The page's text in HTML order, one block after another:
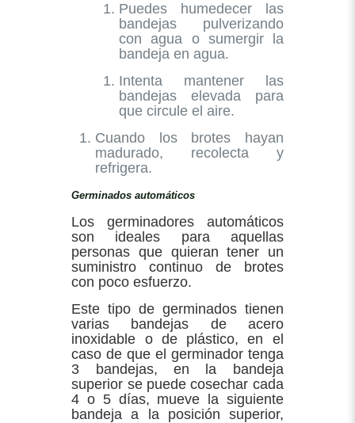
Puedes humedecer las
bandejas pulverizando
con agua o sumergir la
bandeja en agua.
Intenta mantener las
bandejas elevada para
que circule el aire.
Cuando los brotes hayan
madurado, recolecta y
refrigera.
Germinados automáticos
Los germinadores automáticos
son ideales para aquellas
personas que quieran tener un
suministro continuo de brotes
con poco esfuerzo.
Este tipo de germinados tienen
varias bandejas de acero
inoxidable o de plástico, en el
caso de que el germinador tenga
3 bandejas, en la bandeja
superior se puede cosechar cada
4 o 5 días, mueve la siguiente
bandeja a la posición superior,